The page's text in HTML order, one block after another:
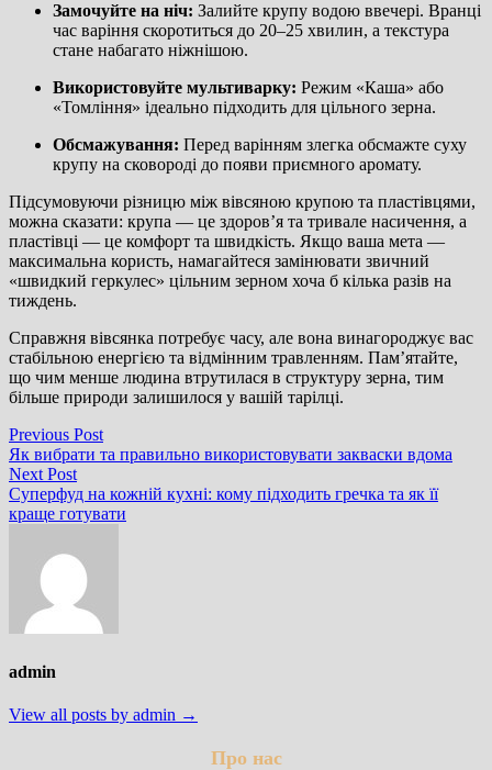
Замочуйте на ніч: Залийте крупу водою ввечері. Вранці
час варіння скоротиться до 20–25 хвилин, а текстура
стане набагато ніжнішою.
Використовуйте мультиварку: Режим «Каша» або
«Томління» ідеально підходить для цільного зерна.
Обсмажування: Перед варінням злегка обсмажте суху
крупу на сковороді до появи приємного аромату.
Підсумовуючи різницю між вівсяною крупою та пластівцями,
можна сказати: крупа — це здоров’я та тривале насичення, а
пластівці — це комфорт та швидкість. Якщо ваша мета —
максимальна користь, намагайтеся замінювати звичний
«швидкий геркулес» цільним зерном хоча б кілька разів на
тиждень.
Справжня вівсянка потребує часу, але вона винагороджує вас
стабільною енергією та відмінним травленням. Пам’ятайте,
що чим менше людина втрутилася в структуру зерна, тим
більше природи залишилося у вашій тарілці.
Навігація
записів
Previous PostPrevious
post:
Як вибрати та правильно використовувати закваски вдома
Next PostNext
post:
Суперфуд на кожній кухні: кому підходить гречка та як її
краще готувати
admin
View all posts by admin →
Про нас